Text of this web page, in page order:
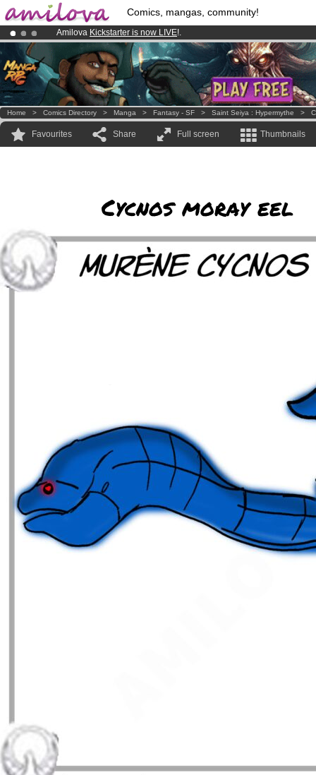
Comics, mangas, community!
Amilova Kickstarter is now LIVE!.
Premium membership from3.95 eurosper month !Get membership
Already 100000 membersand 1000 comics & mangas!.
Home > Comics Directory > Manga > Fantasy - SF > Saint Seiya : Hypermythe >
Favourites Share Full screen Thumbnails
Cycnos moray eel